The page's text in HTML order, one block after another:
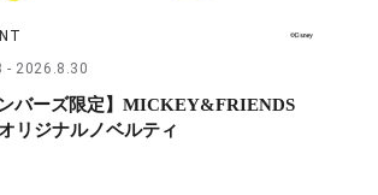
2026.8.30
ンバーズ限定】MICKEY&FRIENDS
リジナルノベルティ